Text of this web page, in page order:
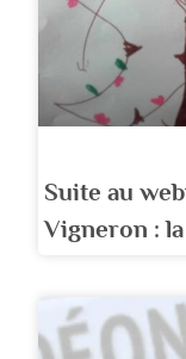
Suite au
Vigneron :